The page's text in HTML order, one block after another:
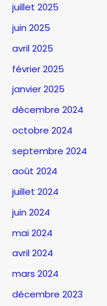
juillet 2025
juin 2025
avril 2025
février 2025
janvier 2025
décembre 2024
octobre 2024
septembre 2024
août 2024
juillet 2024
juin 2024
mai 2024
avril 2024
mars 2024
décembre 2023